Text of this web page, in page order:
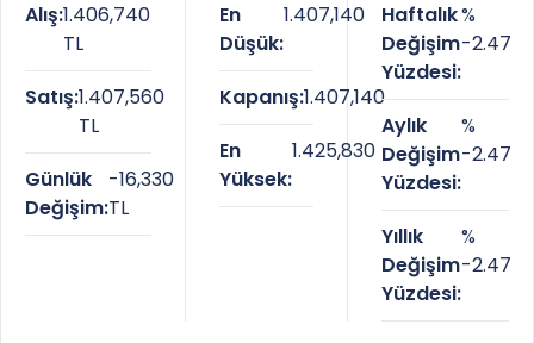
Alış:1.406,740
TL
Satış:1.407,560
TL
Günlük
Değişim:
-16,330
TL
En
Düşük:
1.407,140
Kapanış:1.407,140
En
Yüksek:
1.425,830
Haftalık
Değişim
Yüzdesi:
%
-2.47
Aylık
Değişim
Yüzdesi:
%
-2.47
Yıllık
Değişim
Yüzdesi:
%
-2.47